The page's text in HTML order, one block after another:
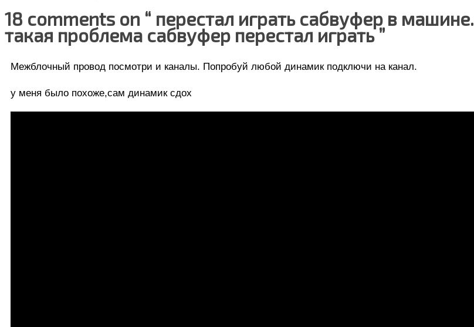
18 comments on “ перестал играть сабвуфер в машине.
такая проблема сабвуфер перестал играть ”
Межблочный провод посмотри и каналы. Попробуй любой динамик подключи на канал.
у меня было похоже,сам динамик сдох